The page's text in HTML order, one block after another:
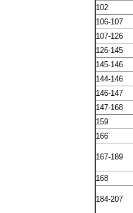
102
106-107
107-126
126-145
145-146
144-146
146-147
147-168
159
166
167-189
168
184-207